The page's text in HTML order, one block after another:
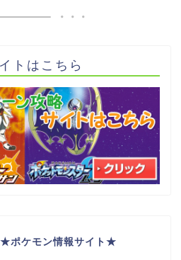
トはこちら
★ポケモン情報サイト★